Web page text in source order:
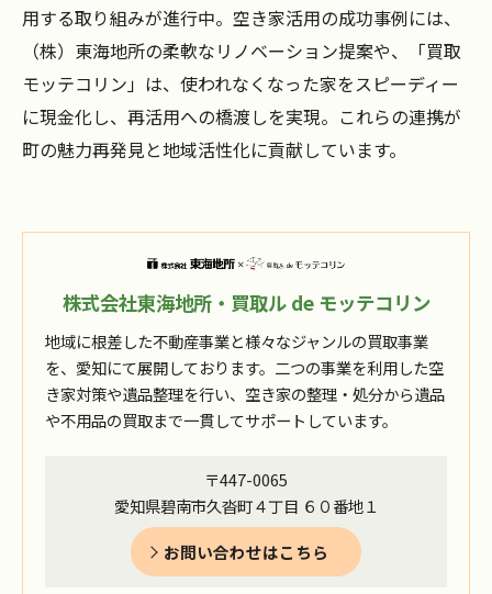
用する取り組みが進行中。空き家活用の成功事例には、
（株）東海地所の柔軟なリノベーション提案や、「買取
モッテコリン」は、使われなくなった家をスピーディー
に現金化し、再活用への橋渡しを実現。これらの連携が
町の魅力再発見と地域活性化に貢献しています。
株式会社東海地所・買取ル de モッテコリン
地域に根差した不動産事業と様々なジャンルの買取事業
を、愛知にて展開しております。二つの事業を利用した空
き家対策や遺品整理を行い、空き家の整理・処分から遺品
や不用品の買取まで一貫してサポートしています。
〒447-0065
愛知県碧南市久沓町４丁目 ６０番地１
お問い合わせはこちら